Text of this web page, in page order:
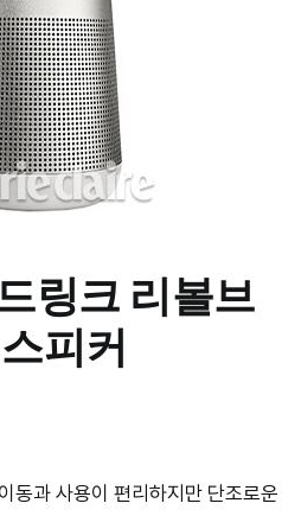
링크 리볼브
피커
동과 사용이 편리하지만 단조로운